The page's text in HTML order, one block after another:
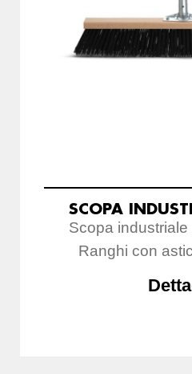
SCOPA
Scopa
Ranghi con